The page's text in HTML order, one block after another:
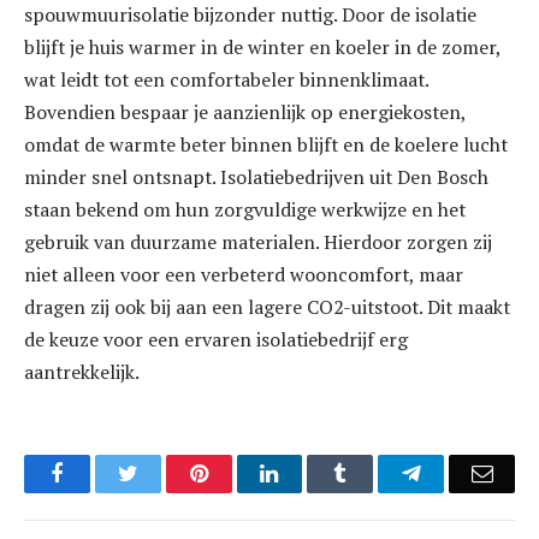
spouwmuurisolatie bijzonder nuttig. Door de isolatie
blijft je huis warmer in de winter en koeler in de zomer,
wat leidt tot een comfortabeler binnenklimaat.
Bovendien bespaar je aanzienlijk op energiekosten,
omdat de warmte beter binnen blijft en de koelere lucht
minder snel ontsnapt. Isolatiebedrijven uit Den Bosch
staan bekend om hun zorgvuldige werkwijze en het
gebruik van duurzame materialen. Hierdoor zorgen zij
niet alleen voor een verbeterd wooncomfort, maar
dragen zij ook bij aan een lagere CO2-uitstoot. Dit maakt
de keuze voor een ervaren isolatiebedrijf erg
aantrekkelijk.
FacebookTwitter PinterestLinkedIn Tumblr Telegram